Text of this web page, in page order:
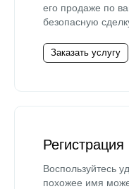
его продаже по
безопасную
Заказать услугу
Воспользуйтесь
похожее имя